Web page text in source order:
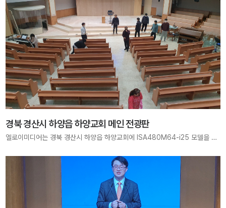
경북 경산시 하양읍 하양교회 메인 전광판
엘로이미디어는 경북 경산시 하양읍 하양교회에 ISA480M64-i25 모델을 적용하여 메인 전광판을 구축하였습니다. 선명한 화질과 안정적인 송출로 예배 중 말씀과 찬양이 모든 성도에게 더욱 깊이 전달될 수 있도록 최적의 예배 환경을 제공합니다.